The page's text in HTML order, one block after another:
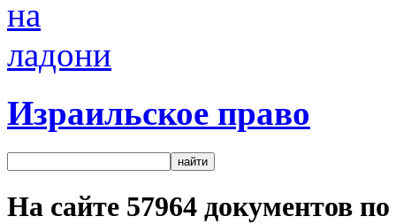
Израильское право
На сайте 57964 документов